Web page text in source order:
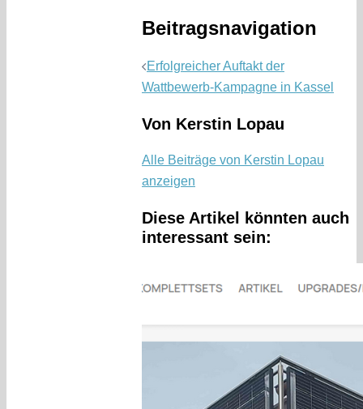
Beitragsnavigation
Erfolgreicher Auftakt der
Wattbewerb-Kampagne in Kassel
Von Kerstin Lopau
Alle Beiträge von Kerstin Lopau
anzeigen
Diese Artikel könnten auch
interessant sein: